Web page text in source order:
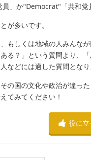
」か"Democrat"「共和党
が多いです。
もしくは地域の人みんな
る？」という質問より、
などには適した質問となり
の国の文化や政治が違っ
てみてください！
役に立